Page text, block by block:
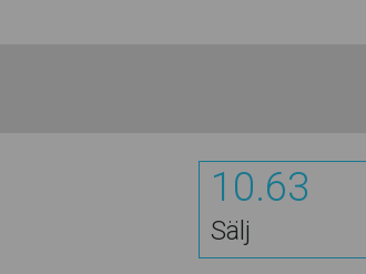
10.63
Sälj